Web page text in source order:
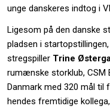
unge danskeres indtog i
Ligesom på den danske
pladsen i
stregspiller Trine
rumænske storklub, CSM
Danmark med 320 mål til
hendes fremtidige kollega,